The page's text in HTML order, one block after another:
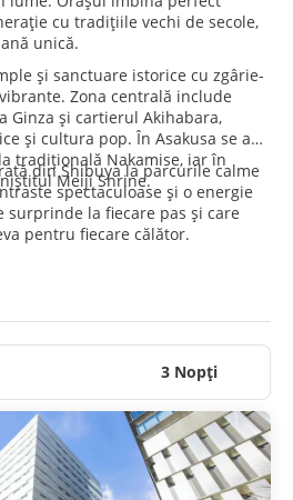
cu tradițiile vechi de secole,
unică.
și sanctuare istorice cu zgârie-
Zona centrală include
Ginza și cartierul Akihabara,
și cultura pop. În Asakusa se află
tradițională Nakamise, iar în
Meiji Shrine.
din Shibuya la parcurile calme
spectaculoase și o energie
surprinde la fiecare pas și care
pentru fiecare călător.
3 Nopţi